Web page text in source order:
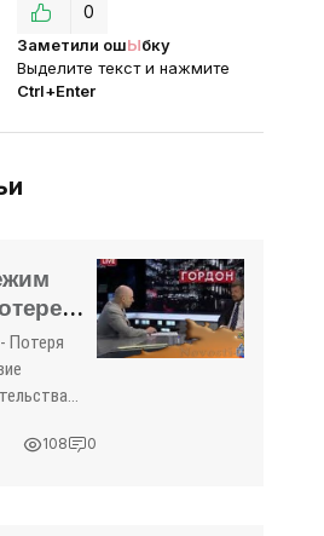
Заметили ошЫбку
Выделите текст и нажмите
Ctrl+Enter
0
Потеря
108 0